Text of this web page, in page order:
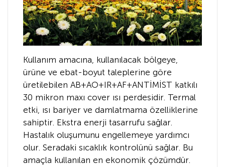
Kullanım amacına, kullanılacak bölgeye,
ürüne ve ebat-boyut taleplerine göre
üretilebilen AB+AO+IR+AF+ANTİMİST katkılı
30 mikron maxı cover ısı perdesidir. Termal
etki, ısı bariyer ve damlatmama özelliklerine
sahiptir. Ekstra enerji tasarrufu sağlar.
Hastalık oluşumunu engellemeye yardımcı
olur. Seradaki sıcaklık kontrolünü sağlar. Bu
amaçla kullanılan en ekonomik çözümdür.